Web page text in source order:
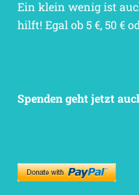
Ein klein wenig ist
hilft! Egal ob 5 €, 50 €
Spenden geht jetzt